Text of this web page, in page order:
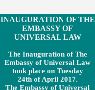
INAUGURATION OF THE
EMBASSY OF
UNIVERSAL LAW
The Inauguration of The
Embassy of Universal Law
took place on Tuesday
24th of April 2017.
The Embassy of Universal